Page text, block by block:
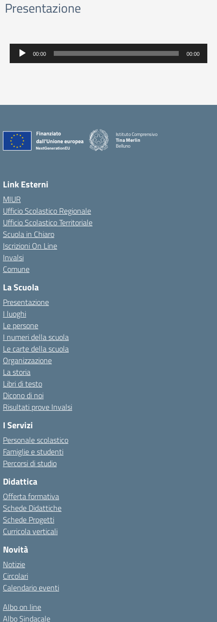
Presentazione
Audio
Player
00:00 00:00
Istituto Comprensivo
Tina Merlin
Belluno
Link Esterni
MIUR
Ufficio Scolastico Regionale
Ufficio Scolastico Territoriale
Scuola in Chiaro
Iscrizioni On Line
Invalsi
Comune
La Scuola
Presentazione
I luoghi
Le persone
I numeri della scuola
Le carte della scuola
Organizzazione
La storia
Libri di testo
Dicono di noi
Risultati prove Invalsi
I Servizi
Personale scolastico
Famiglie e studenti
Percorsi di studio
Didattica
Offerta formativa
Schede Didattiche
Schede Progetti
Curricola verticali
Novità
Notizie
Circolari
Calendario eventi
Albo on line
Albo Sindacale